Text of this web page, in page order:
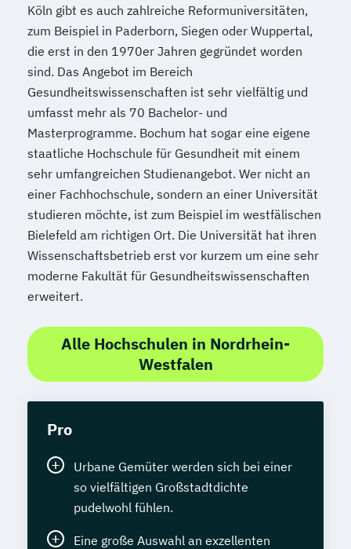
Köln gibt es auch zahlreiche Reformuniversitäten,
zum Beispiel in Paderborn, Siegen oder Wuppertal,
die erst in den 1970er Jahren gegründet worden
sind. Das Angebot im Bereich
Gesundheitswissenschaften ist sehr vielfältig und
umfasst mehr als 70 Bachelor- und
Masterprogramme. Bochum hat sogar eine eigene
staatliche Hochschule für Gesundheit mit einem
sehr umfangreichen Studienangebot. Wer nicht an
einer Fachhochschule, sondern an einer Universität
studieren möchte, ist zum Beispiel im westfälischen
Bielefeld am richtigen Ort. Die Universität hat ihren
Wissenschaftsbetrieb erst vor kurzem um eine sehr
moderne Fakultät für Gesundheitswissenschaften
erweitert.
Alle Hochschulen in Nordrhein-
Westfalen
Pro
Urbane Gemüter werden sich bei einer
so vielfältigen Großstadtdichte
pudelwohl fühlen.
Eine große Auswahl an exzellenten